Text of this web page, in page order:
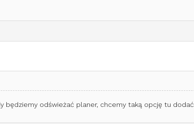
będziemy odświeżać planer, chcemy taką opcję tu dodać